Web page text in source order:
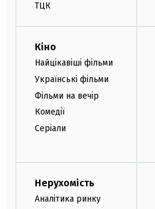
ТЦК
Кіно
Найцікавіші фільми
Українські фільми
Фільми на вечір
Комедії
Серіали
Нерухомість
Аналітика ринку